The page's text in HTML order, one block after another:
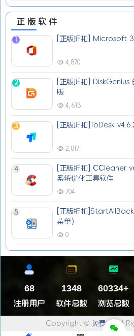
正版软件
[正版折扣] Microsoft
4,870
2
[正版折扣] DiskGenius
版
4,613
3 [正版折扣]ToDesk
2,817
4
[正版折扣] CCleaner
系统优化工具软件
704
5
[正版折扣
菜单）
0
68
注册用户
1348
软件总数
67910+
浏览总数
Copyright © 免费吧All
由